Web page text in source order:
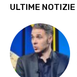
ULTIME NOTIZIE